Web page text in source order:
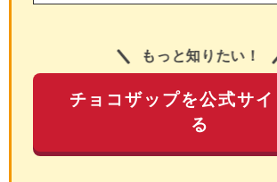
もっと知りたい！
チョコザップを公式サ
る